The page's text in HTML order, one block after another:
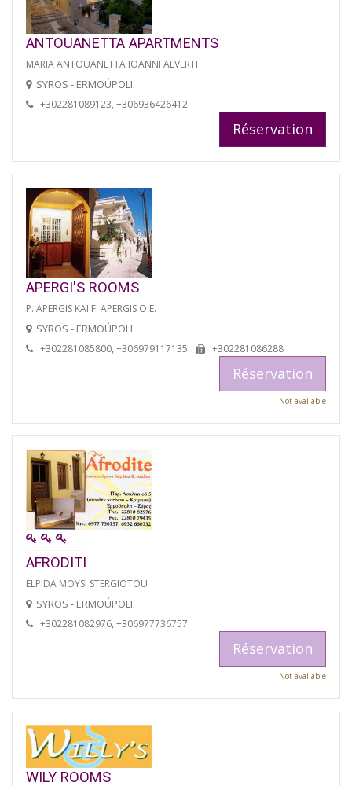
ANTOUANETTA APARTMENTS
MARIA ANTOUANETTA IOANNI ALVERTI
SYROS - ERMOÚPOLI
+302281089123, +306936426412
Réservation
APERGI'S ROOMS
P. APERGIS KAI F. APERGIS O.E.
SYROS - ERMOÚPOLI
+302281085800, +306979117135 +302281086288
Réservation
Not available
AFRODITI
ELPIDA MOYSI STERGIOTOU
SYROS - ERMOÚPOLI
+302281082976, +306977736757
Réservation
Not available
WILY ROOMS